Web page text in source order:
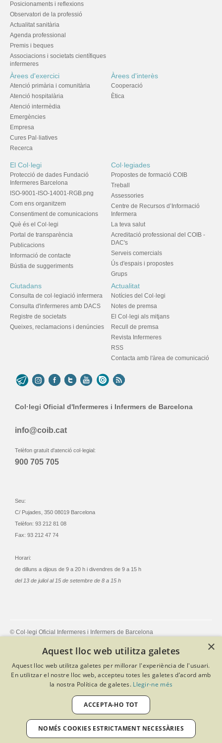
Posicionaments i reflexions
Observatori de la professió
Actualitat sanitària
Agenda professional
Premis i beques
Associacions i societats científiques
infermeres
Àrees d'exercici
Atenció primària i comunitària
Atenció hospitalària
Atenció intermèdia
Emergències
Empresa
Cures Pal·liatives
Recerca
Àrees d'interès
Cooperació
Ètica
El Col·legi
Protecció de dades Fundació
Infermeres Barcelona
ISO-9001-ISO-14001-RGB.png
Com ens organitzem
Consentiment de comunicacions
Què és el Col·legi
Portal de transparència
Publicacions
Informació de contacte
Bústia de suggeriments
Col·legiades
Propostes de formació COIB
Treball
Assessories
Centre de Recursos d’Informació
Infermera
La teva salut
Acreditació professional del COIB -
DAC's
Serveis comercials
Ús d'espais i propostes
Grups
Ciutadans
Consulta de col·legiació infermera
Consulta d'infermeres amb DACS
Registre de societats
Queixes, reclamacions i denúncies
Actualitat
Notícies del Col·legi
Notes de premsa
El Col·legi als mitjans
Recull de premsa
Revista Infermeres
RSS
Contacta amb l'àrea de comunicació
Col·legi Oficial d'Infermeres i Infermers de Barcelona
info@coib.cat
Telèfon gratuït d'atenció col·legial:
900 705 705
Seu:
C/ Pujades, 350 08019 Barcelona
Telèfon: 93 212 81 08
Fax: 93 212 47 74
Horari:
de dilluns a dijous de 9 a 20 h i divendres de 9 a 15 h
del 13 de juliol al 15 de setembre de 8 a 15 h
© Col·legi Oficial Infermeres i Infermers de Barcelona
Política de protecció de dades
Política de qualitat
×
Aquest lloc web utilitza galetes
Aquest lloc web utilitza galetes per millorar l'experiència de l'usuari.
En utilitzar el nostre lloc web, accepteu totes les galetes d’acord amb
la nostra Política de galetes. Llegir-ne més
ACCEPTA-HO TOT
NOMÉS COOKIES ESTRICTAMENT NECESSÀRIES